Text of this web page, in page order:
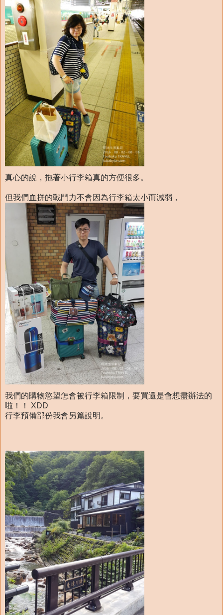
真心的說，拖著小行李箱真的方便很多。
但我們血拼的戰鬥力不會因為行李箱太小而減弱，
我們的購物慾望怎會被行李箱限制，要買還是會想盡辦法的
啦！！ XDD
行李預備部份我會另篇說明。